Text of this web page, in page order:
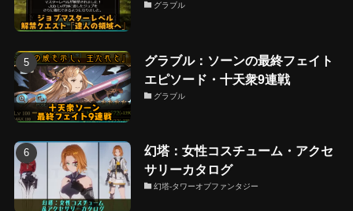
グラブル
グラブル：ソーンの最終フェイト
エピソード・十天衆9連戦
グラブル
幻塔：女性コスチューム・アクセ
サリーカタログ
幻塔-タワーオブファンタジー